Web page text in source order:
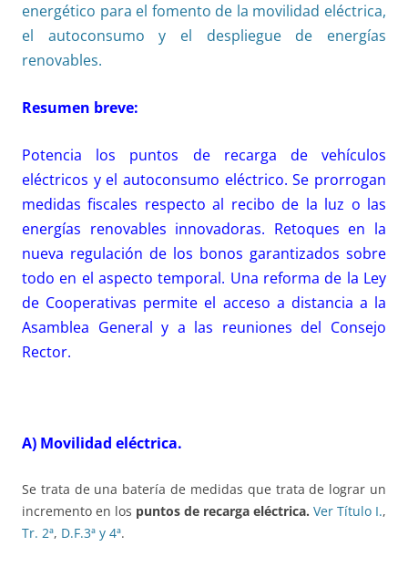
energético para el fomento de la movilidad eléctrica,
el autoconsumo y el despliegue de energías
renovables.
Resumen breve:
Potencia los puntos de recarga de vehículos
eléctricos y el autoconsumo eléctrico. Se prorrogan
medidas fiscales respecto al recibo de la luz o las
energías renovables innovadoras. Retoques en la
nueva regulación de los bonos garantizados sobre
todo en el aspecto temporal. Una reforma de la Ley
de Cooperativas permite el acceso a distancia a la
Asamblea General y a las reuniones del Consejo
Rector.
A) Movilidad eléctrica.
Se trata de una batería de medidas que trata de lograr un
incremento en los puntos de recarga eléctrica. Ver Título I.,
Tr. 2ª, D.F.3ª y 4ª.